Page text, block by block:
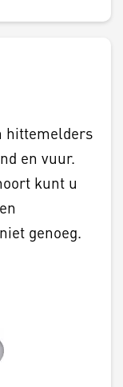
hittemelders
en vuur.
kunt u
genoeg.